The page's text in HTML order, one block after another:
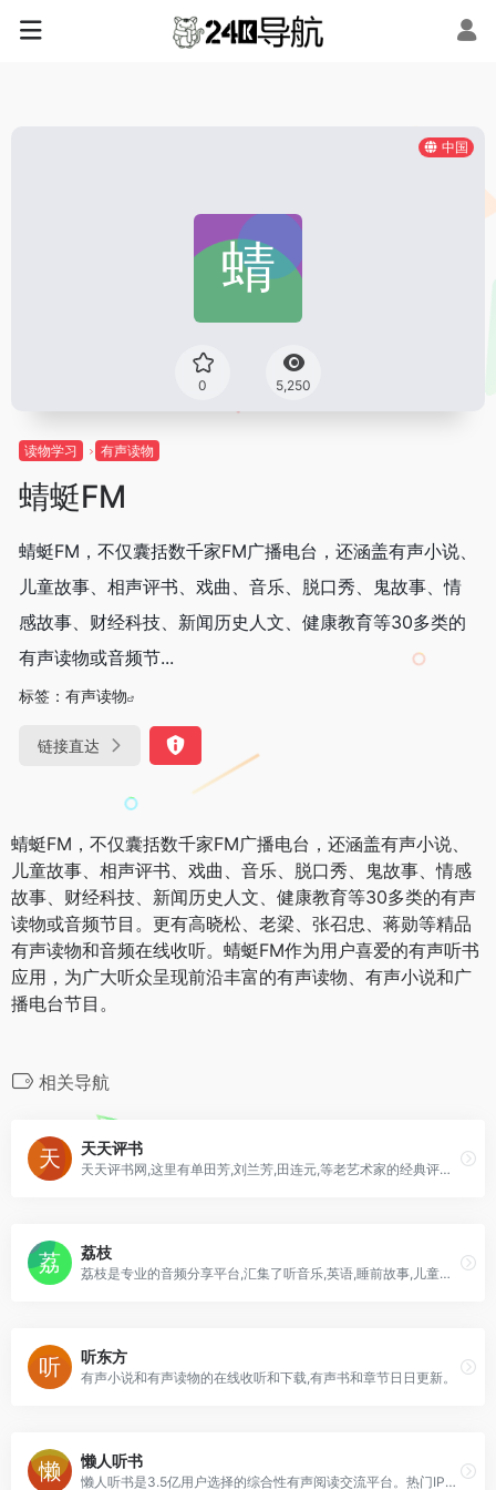
中国
0 5,250
读物学习 有声读物
蜻蜓FM
蜻蜓FM，不仅囊括数千家FM广播电台，还涵盖有声小说、
儿童故事、相声评书、戏曲、音乐、脱口秀、鬼故事、情
感故事、财经科技、新闻历史人文、健康教育等30多类的
有声读物或音频节...
标签： 有声读物
链接直达
蜻蜓FM，不仅囊括数千家FM广播电台，还涵盖有声小说、
儿童故事、相声评书、戏曲、音乐、脱口秀、鬼故事、情感
故事、财经科技、新闻历史人文、健康教育等30多类的有声
读物或音频节目。更有高晓松、老梁、张召忠、蒋勋等精品
有声读物和音频在线收听。蜻蜓FM作为用户喜爱的有声听书
应用，为广大听众呈现前沿丰富的有声读物、有声小说和广
播电台节目。
相关导航
天天评书
天天评书网,这里有单田芳,刘兰芳,田连元,等老艺术家的经典评书,流行的有声小说和相声,并可以免费的在线收听和下载,每天及时更新
荔枝
荔枝是专业的音频分享平台,汇集了听音乐,英语,睡前故事,儿童故事,有声小说,相声段子,历史人文,有声书等数亿条音频,超过2亿用户选择的网络FM,随时随地，想听就听，你喜爱的音频尽在荔枝。
听东方
有声小说和有声读物的在线收听和下载,有声书和章节日日更新。
懒人听书
懒人听书是3.5亿用户选择的综合性有声阅读交流平台。热门IP入驻，知名主播云集，原创小说、经典文学、海量精品栏目共筑有声阅读生态圈，解放双眼，畅听世界